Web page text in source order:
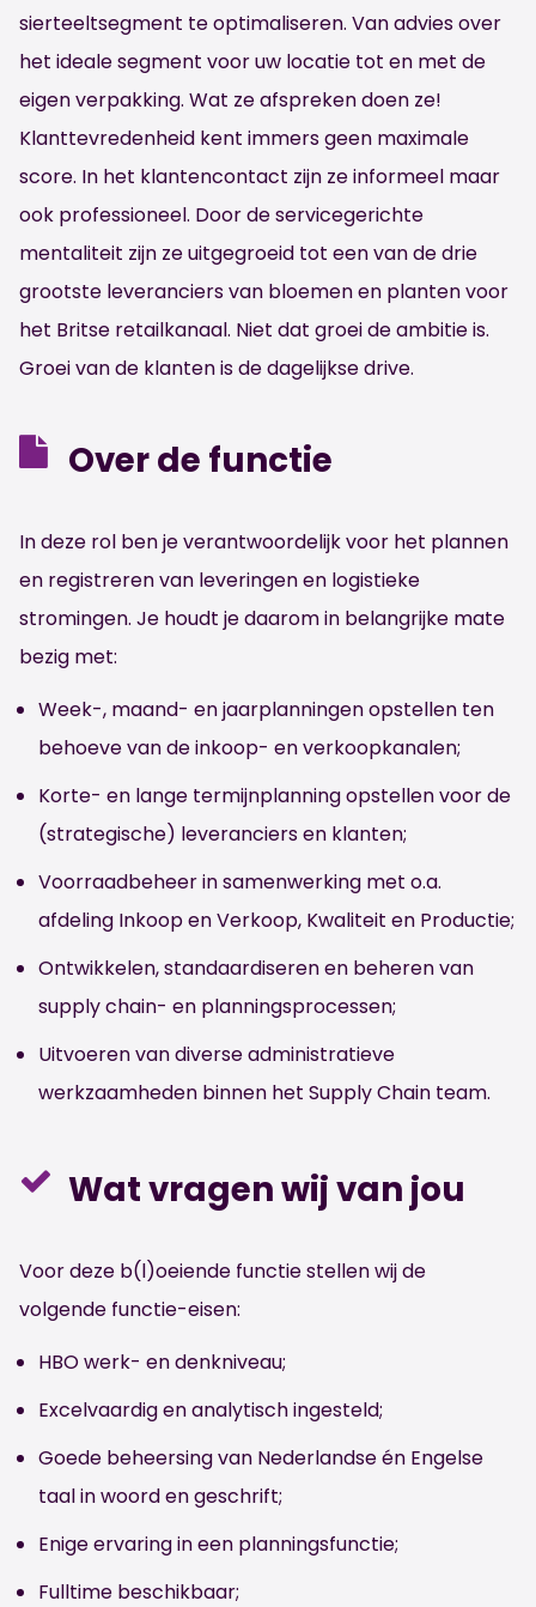
sierteeltsegment te optimaliseren. Van advies over
het ideale segment voor uw locatie tot en met de
eigen verpakking. Wat ze afspreken doen ze!
Klanttevredenheid kent immers geen maximale
score. In het klantencontact zijn ze informeel maar
ook professioneel. Door de servicegerichte
mentaliteit zijn ze uitgegroeid tot een van de drie
grootste leveranciers van bloemen en planten voor
het Britse retailkanaal. Niet dat groei de ambitie is.
Groei van de klanten is de dagelijkse drive.
Over de functie
In deze rol ben je verantwoordelijk voor het plannen
en registreren van leveringen en logistieke
stromingen. Je houdt je daarom in belangrijke mate
bezig met:
Week-, maand- en jaarplanningen opstellen ten
behoeve van de inkoop- en verkoopkanalen;
Korte- en lange termijnplanning opstellen voor de
(strategische) leveranciers en klanten;
Voorraadbeheer in samenwerking met o.a.
afdeling Inkoop en Verkoop, Kwaliteit en Productie;
Ontwikkelen, standaardiseren en beheren van
supply chain- en planningsprocessen;
Uitvoeren van diverse administratieve
werkzaamheden binnen het Supply Chain team.
Wat vragen wij van jou
Voor deze b(l)oeiende functie stellen wij de
volgende functie-eisen:
HBO werk- en denkniveau;
Excelvaardig en analytisch ingesteld;
Goede beheersing van Nederlandse én Engelse
taal in woord en geschrift;
Enige ervaring in een planningsfunctie;
Fulltime beschikbaar;